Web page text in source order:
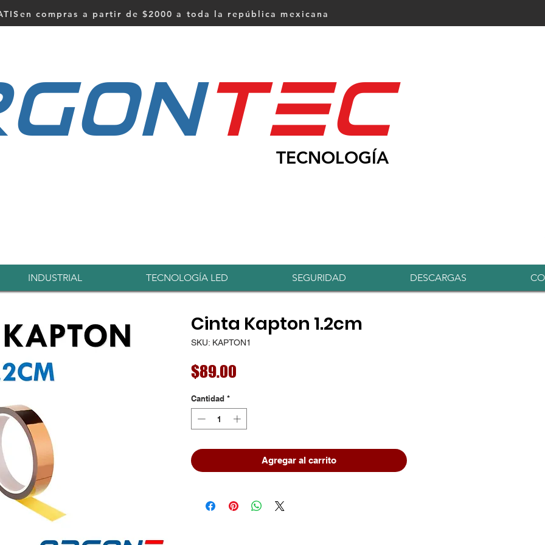
compras a partir de $2000 a toda la república mexicana
tEc
TECNOLOGÍA
Iniciar sesión
INDUSTRIAL TECNOLOGÍA LED SEGURIDAD DESCARGAS
Cinta Kapton 1.2cm
SKU: KAPTON1
$89.00
Cantidad *
Agregar al carrito